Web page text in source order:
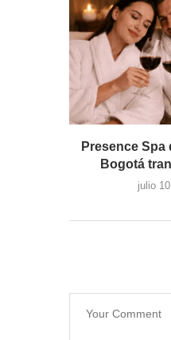
Presence Spa
Bogotá
julio